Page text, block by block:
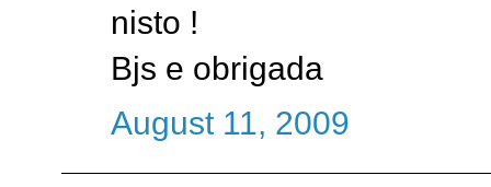
nisto !
Bjs e obrigada
August 11, 2009